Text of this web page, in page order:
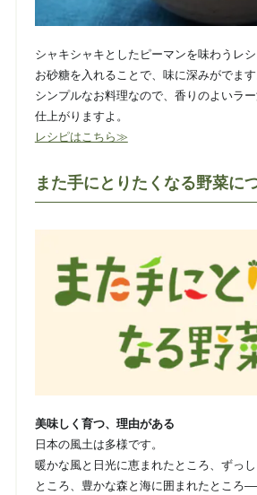
シャキシャキとしたピーマンを味わうレシ
お砂糖を入れることで、味に深みがでます
シンプルなお料理なので、香りのよいラ
仕上がりますよ。
レシピはこちら≫
また手にとりたくなる野菜に
美味しく育つ、理由がある
日本の風土は多様です。
暖かな風と日光に恵まれたところ、ずっ
ところ、豊かな森と海に囲まれたところ